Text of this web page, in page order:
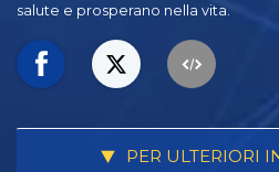
salute e prosperano nella vita.
PER ULTERIORI